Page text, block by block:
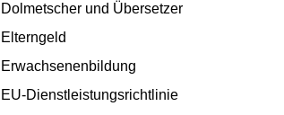
Dolmetscher und Übersetzer
Elterngeld
Erwachsenenbildung
EU-Dienstleistungsrichtlinie